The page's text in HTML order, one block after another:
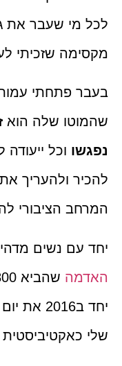
לכל מי שעבר את
מקסימה שזכיתי
בעבר פתחתי
שהמוטו שלה הוא
נפגשו וכל
להכיר ולהעריך
המרחב הציבורי
יחד עם נשים
האדמה
יחד
שלי